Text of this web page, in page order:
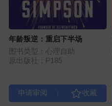
年龄叛逆：重启下半场
图书类型：心理自助
原出版社：P185